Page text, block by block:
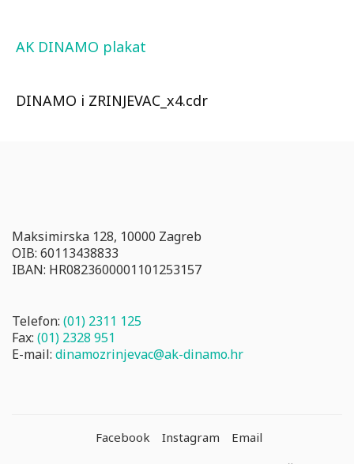
AK DINAMO plakat
DINAMO i ZRINJEVAC_x4.cdr
Maksimirska 128, 10000 Zagreb
OIB: 60113438833
IBAN: HR0823600001101253157
Telefon: (01) 2311 125
Fax: (01) 2328 951
E-mail: dinamozrinjevac@ak-dinamo.hr
Facebook Instagram
Email